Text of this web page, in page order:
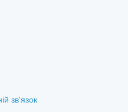
зв'язок